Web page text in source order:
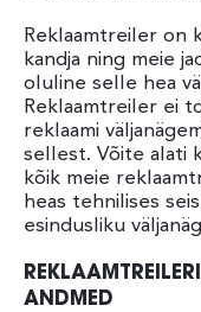
Reklaamtreiler on
kandja ning meie
oluline selle hea
Reklaamtreiler ei
reklaami
sellest. Võite alati
kõik meie
heas tehnilises
esindusliku
ANDMED